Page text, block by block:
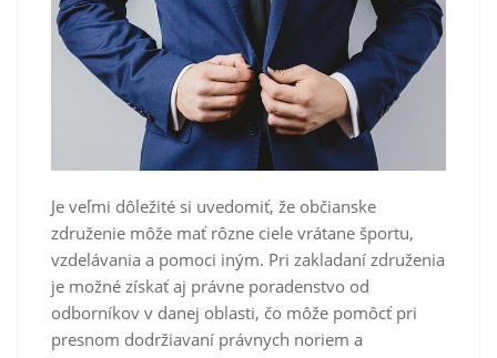
Je veľmi dôležité si uvedomiť, že občianske
združenie môže mať rôzne ciele vrátane športu,
vzdelávania a pomoci iným. Pri zakladaní združenia
je možné získať aj právne poradenstvo od
odborníkov v danej oblasti, čo môže pomôcť pri
presnom dodržiavaní právnych noriem a